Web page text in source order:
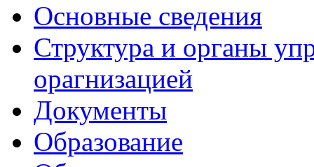
Основные сведения
Структура и органы
орагнизацией
Документы
Образование